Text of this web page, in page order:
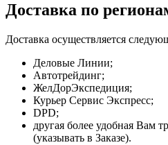
Доставка по
Доставка осуществляется
Деловые Линии;
Автотрейдинг;
ЖелДорЭкспедиция;
Курьер Сервис Экспресс;
DPD;
другая более удобная Вам
(указывать в Заказе).